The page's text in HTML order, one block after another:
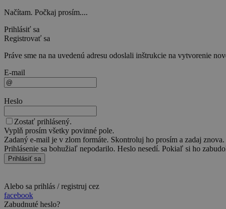
Načítam. Počkaj prosím....
Prihlásiť sa
Registrovať sa
Práve sme na na uvedenú adresu odoslali inštrukcie na vytvorenie
E-mail
Heslo
Zostať prihlásený.
Vyplň prosím všetky povinné pole.
Zadaný e-mail je v zlom formáte. Skontroluj ho prosím a zadaj znova.
Prihlásenie sa bohužiaľ nepodarilo. Heslo nesedí. Pokiaľ si ho
Prihlásiť sa
Alebo sa prihlás / registruj cez
facebook
Zabudnuté heslo?